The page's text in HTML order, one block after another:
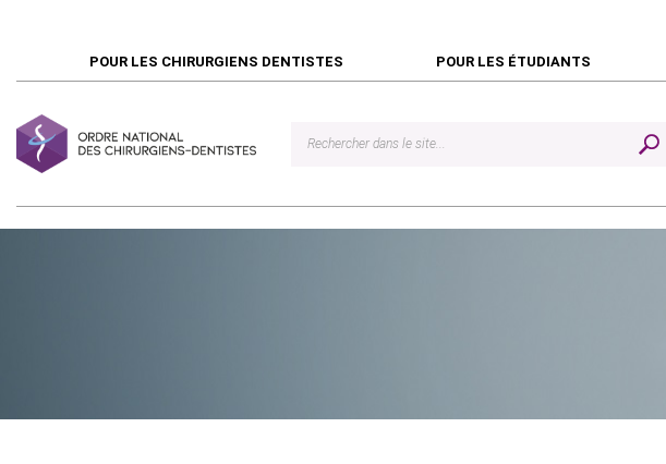
POUR LES CHIRURGIENS DENTISTES POUR LES ÉTUDIANTS